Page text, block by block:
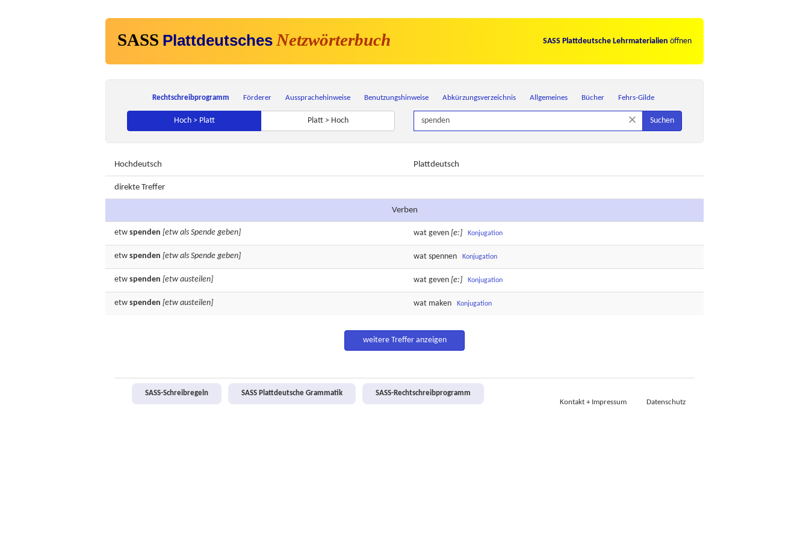
SASS Plattdeutsches Netzwörterbuch SASS Plattdeutsche Lehrmaterialien öffnen
Rechtschreibprogramm Förderer Aussprachehinweise Benutzungshinweise Abkürzungsverzeichnis Allgemeines Bücher Fehrs-Gilde
Hoch > Platt Platt > Hoch × Suchen
Hochdeutsch Plattdeutsch
direkte Treffer
Verben
etw spenden [etw als Spende geben] wat geven [e:] Konjugation
etw spenden [etw als Spende geben] wat spennen Konjugation
etw spenden [etw austeilen] wat geven [e:] Konjugation
etw spenden [etw austeilen] wat maken Konjugation
weitere Treffer anzeigen
SASS-Schreibregeln SASS Plattdeutsche Grammatik
SASS-Rechtschreibprogramm
Kontakt + Impressum
Datenschutz